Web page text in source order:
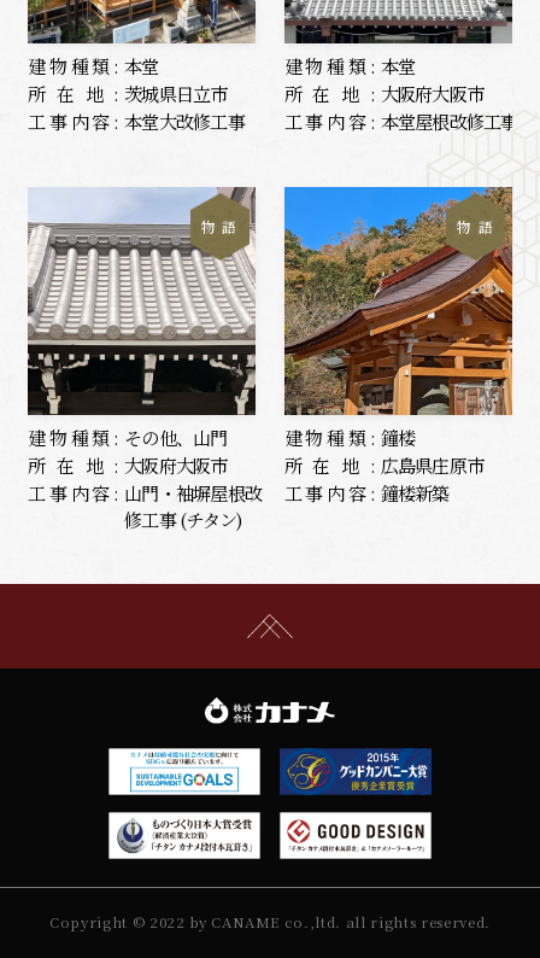
建物種類: 本堂
所在地: 茨城県日立市
工事内容: 本堂大改修工事
建物種類: 本堂
所在地: 大阪府大阪市
工事内容: 本堂屋根改修工事
物 語
建物種類: その他、山門
所在地: 大阪府大阪市
工事内容: 山門・袖塀屋根改
修工事 (チタン)
物 語
建物種類: 鐘楼
所在地: 広島県庄原市
工事内容: 鐘楼新築
Copyright © 2022 by CANAME co.,ltd. all rights reserved.